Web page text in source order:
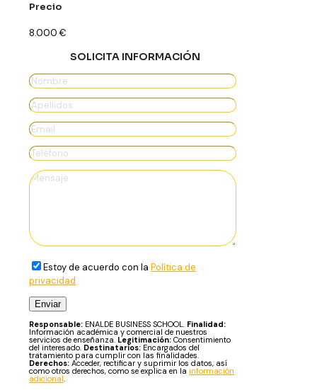
Precio
8.000€
SOLICITA INFORMACIÓN
Estoy de acuerdo con la Política de
privacidad
Responsable: ENALDE BUSINESS SCHOOL. Finalidad:
Información académica y comercial de nuestros
servicios de enseñanza. Legitimación: Consentimiento
del interesado. Destinatarios: Encargados del
tratamiento para cumplir con las finalidades.
Derechos: Acceder, rectificar y suprimir los datos, así
como otros derechos, como se explica en la información
adicional